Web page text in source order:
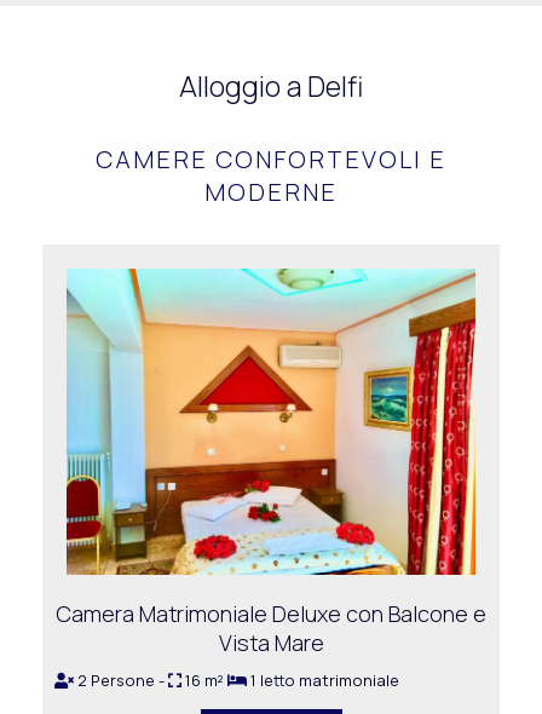
Alloggio a Delfi
CAMERE CONFORTEVOLI E
MODERNE
Camera Matrimoniale Deluxe con Balcone e
Vista Mare
2 Persone - 16 m² 1 letto matrimoniale